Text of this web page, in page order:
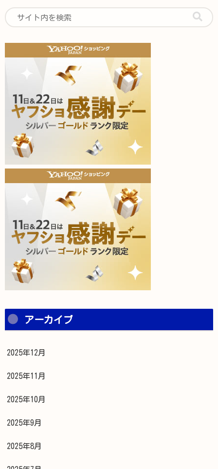
アーカイブ
2025年12月
2025年11月
2025年10月
2025年9月
2025年8月